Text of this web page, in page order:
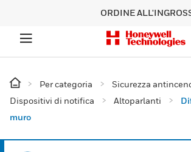
ORDINE
Per categoria
Sicurezza
Dispositivi di notifica
Altoparlanti
muro